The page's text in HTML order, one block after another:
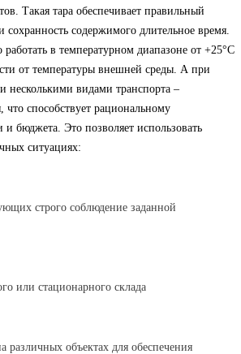
Такая тара обеспечивает правильный
содержимого длительное время.
в температурном диапазоне от +25°C
от температуры внешней среды. А при
несколькими видами транспорта –
что способствует рациональному
бюджета. Это позволяет использовать
ситуациях:
строго соблюдение заданной
или стационарного склада
различных объектах для обеспечения